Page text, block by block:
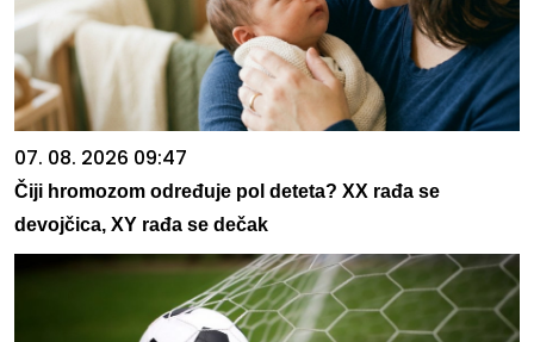
07. 08. 2026 09:47
Čiji hromozom određuje pol deteta? XX rađa se
devojčica, XY rađa se dečak